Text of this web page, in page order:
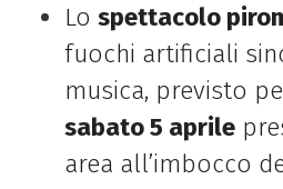
Lo spettacolo
fuochi artificiali
musica, previsto
sabato 5 aprile
area all’imbocco